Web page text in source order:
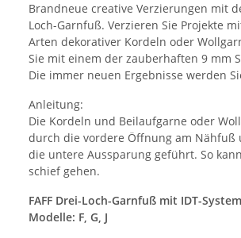
Brandneue creative Verzierungen mit
Loch-Garnfuß. Verzieren Sie Projekte
Arten dekorativer Kordeln oder
Sie mit einem der zauberhaften 9 mm
Die immer neuen Ergebnisse werden
Anleitung:
Die Kordeln und Beilaufgarne oder
durch die vordere Öffnung am Nähfuß
die untere Aussparung geführt. So
schief gehen.
FAFF Drei-Loch-Garnfuß mit IDT-
Modelle: F, G, J